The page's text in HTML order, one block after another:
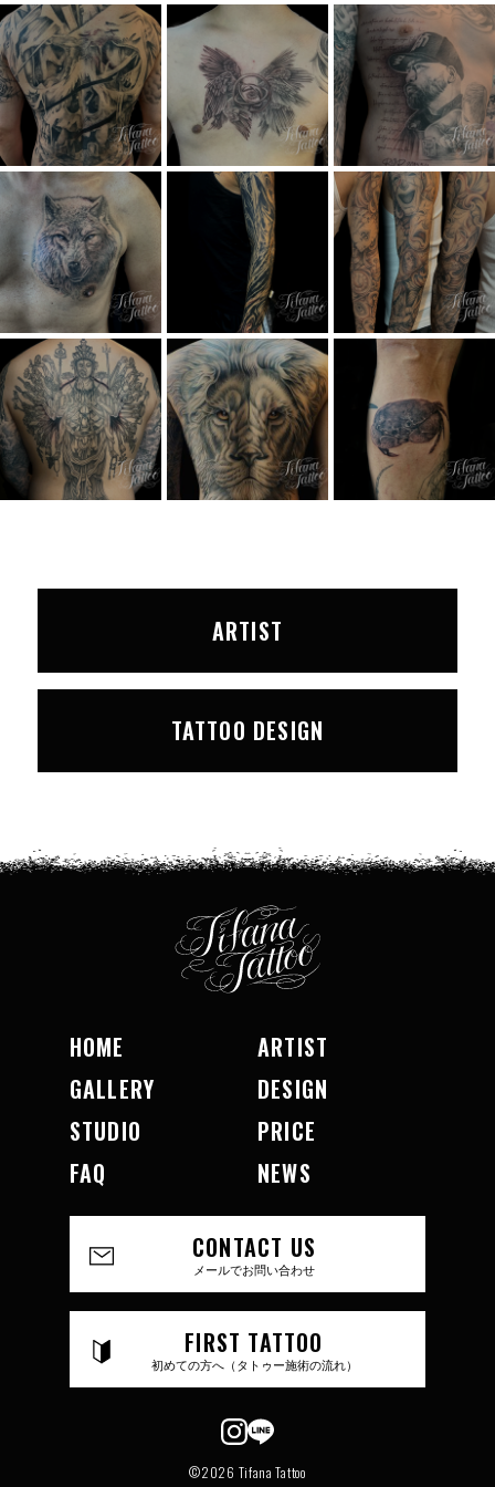
ARTIST
TATTOO DESIGN
HOME
ARTIST
GALLERY
DESIGN
STUDIO
PRICE
FAQ
NEWS
CONTACT US
メールでお問い合わせ
FIRST TATTOO
初めての方へ（タトゥー施術の流れ）
©2026 Tifana Tattoo